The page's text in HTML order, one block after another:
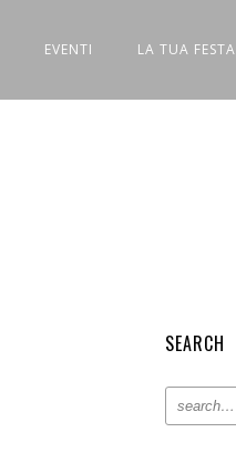
EVENTI LA TUA FESTA
SEARCH